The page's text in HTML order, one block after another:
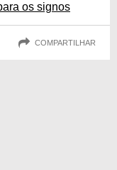
os signos
COMPARTILHAR